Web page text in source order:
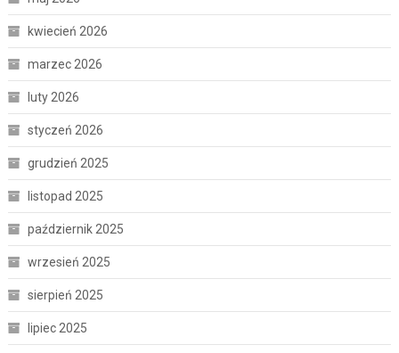
kwiecień 2026
marzec 2026
luty 2026
styczeń 2026
grudzień 2025
listopad 2025
październik 2025
wrzesień 2025
sierpień 2025
lipiec 2025